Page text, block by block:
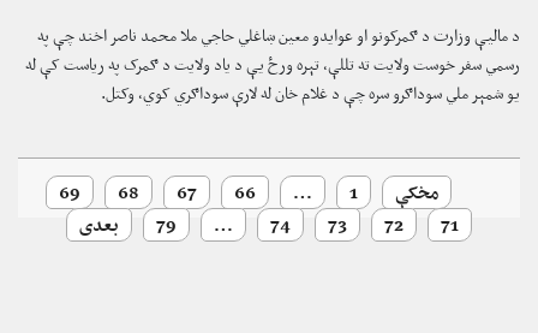
د مالیې وزارت د ګمرکونو او عوایدو معین ښاغلي حاجي ملا محمد ناصر اخند چې په
رسمي سفر خوست ولایت ته تللې، تېره ورځ یې د یاد ولایت د ګمرک په ریاست کې له
یو شمېر ملي سوداګرو سره چې د غلام خان له لارې سوداګري کوي، وکتل.
مخکې 1
…
66
67
68
69
71
72
73
74
…
79 بعدی